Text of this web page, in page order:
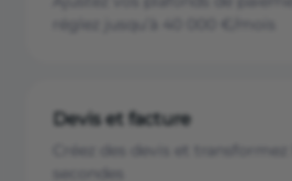
Devis et facture